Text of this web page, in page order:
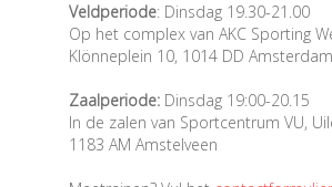
Veldperiode: Dinsdag 19.30-21.00
Op het complex van AKC Sporting
Klönneplein 10, 1014 DD Amsterdam
Zaalperiode:Dinsdag 19:00-20.15
In de zalen van Sportcentrum VU,
1183 AM Amstelveen